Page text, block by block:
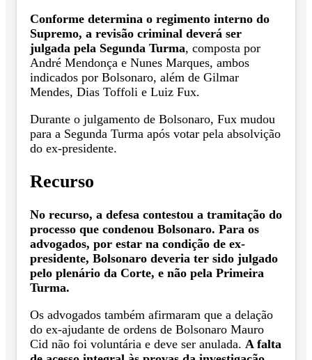
Conforme determina o regimento interno do
Supremo, a revisão criminal deverá ser
julgada pela Segunda Turma, composta por
André Mendonça e Nunes Marques, ambos
indicados por Bolsonaro, além de Gilmar
Mendes, Dias Toffoli e Luiz Fux.
Durante o julgamento de Bolsonaro, Fux mudou
para a Segunda Turma após votar pela absolvição
do ex-presidente.
Recurso
No recurso, a defesa contestou a tramitação do
processo que condenou Bolsonaro. Para os
advogados, por estar na condição de ex-
presidente, Bolsonaro deveria ter sido julgado
pelo plenário da Corte, e não pela Primeira
Turma.
Os advogados também afirmaram que a delação
do ex-ajudante de ordens de Bolsonaro Mauro
Cid não foi voluntária e deve ser anulada. A falta